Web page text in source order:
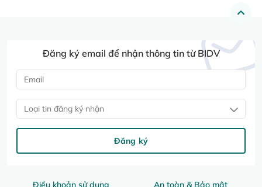
Đăng ký email để nhận thông tin từ BIDV
Loại tin đăng ký nhận
Đăng ký